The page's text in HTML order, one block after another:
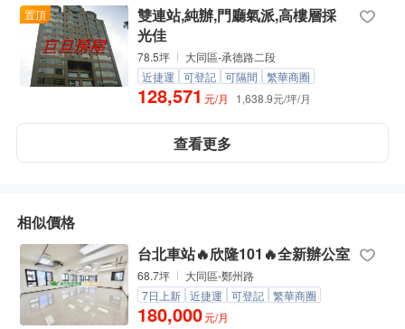
置頂
雙連站,純辦,門廳氣派,高樓層採
光佳
78.5坪
大同區-承德路二段
近捷運
可登記 可隔間 繁華商圈
128,571 元/月 1,638.9元/坪/月
查看更多
相似價格
台北車站🔥欣隆101🔥全新辦公室
68.7坪
大同區-鄭州路
7日上新 近捷運 可登記 繁華商圈
免費車位
180,000元/月